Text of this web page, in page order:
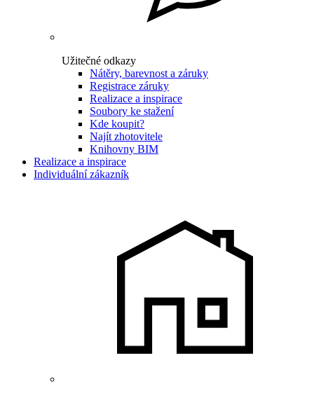
Užitečné odkazy
Nátěry, barevnost a záruky
Registrace záruky
Realizace a inspirace
Soubory ke stažení
Kde koupit?
Najít zhotovitele
Knihovny BIM
Realizace a inspirace
Individuální zákazník